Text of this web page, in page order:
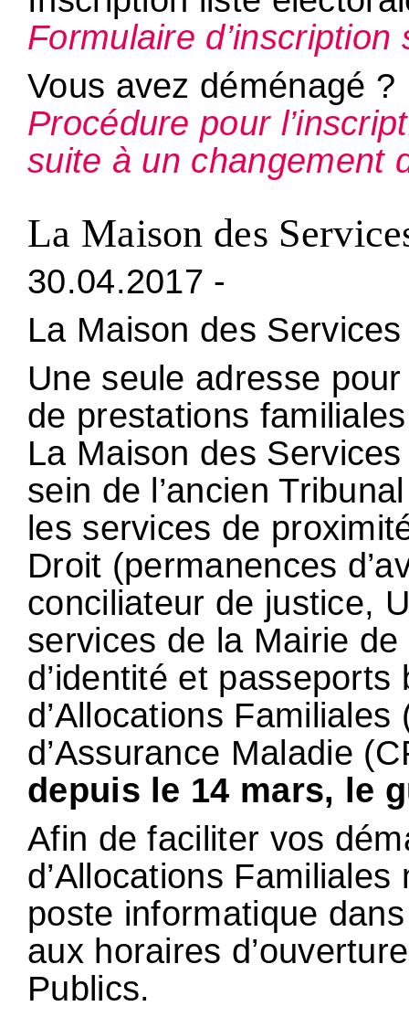
Formulaire
Vous avez déménagé ?
Procédure pour
suite à un changement
La Maison des
30.04.2017 -
La Maison des
Une seule adresse
de prestations
La Maison des
sein de l’ancien
les services de
Droit (permanences
conciliateur de justice,
services de la Mairie
d’identité et
d’Allocations
d’Assurance Maladie
depuis le 14 mars, le
Afin de faciliter vos
d’Allocations
poste informatique
aux horaires
Publics.